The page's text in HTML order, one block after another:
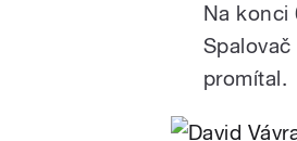
Na konci
promítal.